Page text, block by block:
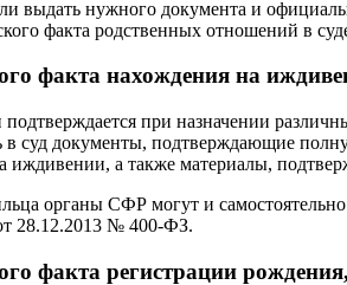
выдать нужного документа и
факта родственных отношений в
факта нахождения на
при назначении
в суд документы, подтверждающие
иждивении, а также материалы,
органы СФР могут и
28.12.2013 № 400-ФЗ.
факта регистрации